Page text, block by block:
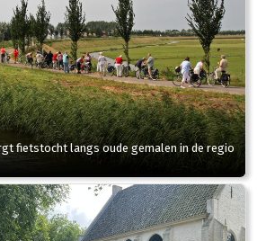
fietstocht langs oude gemalen in de regio